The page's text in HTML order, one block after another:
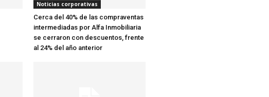
Noticias corporativas
Cerca del 40% de las compraventas
intermediadas por Alfa Inmobiliaria
se cerraron con descuentos, frente
al 24% del año anterior